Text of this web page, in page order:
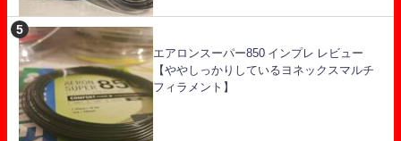
エアロンスーパー850 インプレ レビュー
【ややしっかりしているヨネックスマルチ
フィラメント】